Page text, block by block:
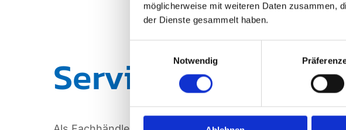
möglicherweise mit weiteren Daten zusammen,
der Dienste gesammelt haben.
Notwendig
Service für jede